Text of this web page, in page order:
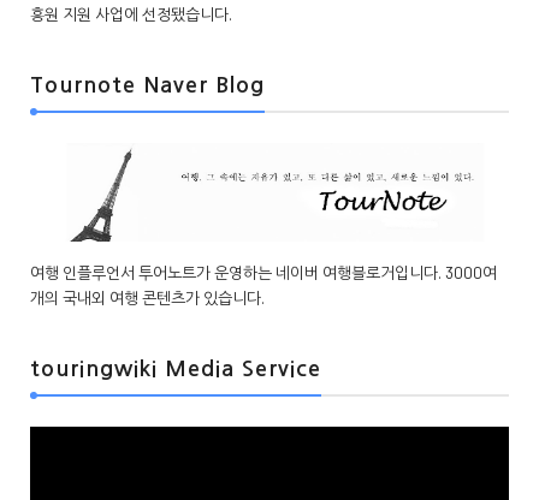
흥원 지원 사업에 선정됐습니다.
Tournote Naver Blog
여행 인플루언서 투어노트가 운영하는 네이버 여행블로거입니다. 3000여
개의 국내외 여행 콘텐츠가 있습니다.
touringwiki Media Service